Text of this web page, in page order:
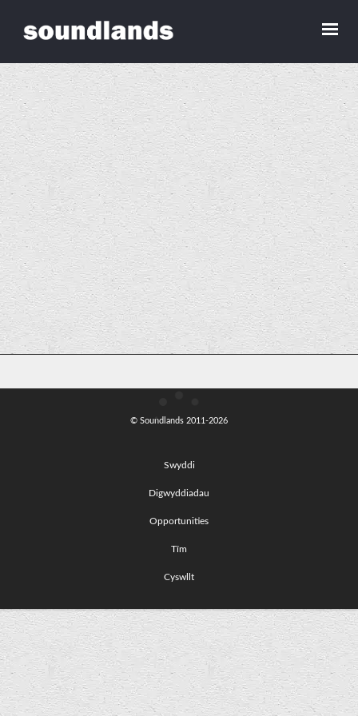
Checkout
[woocommerce_checkout]
© Soundlands 2011-2026
Swyddi
Digwyddiadau
Opportunities
Tîm
Cyswllt